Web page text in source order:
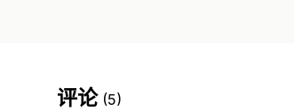
评论 (5)